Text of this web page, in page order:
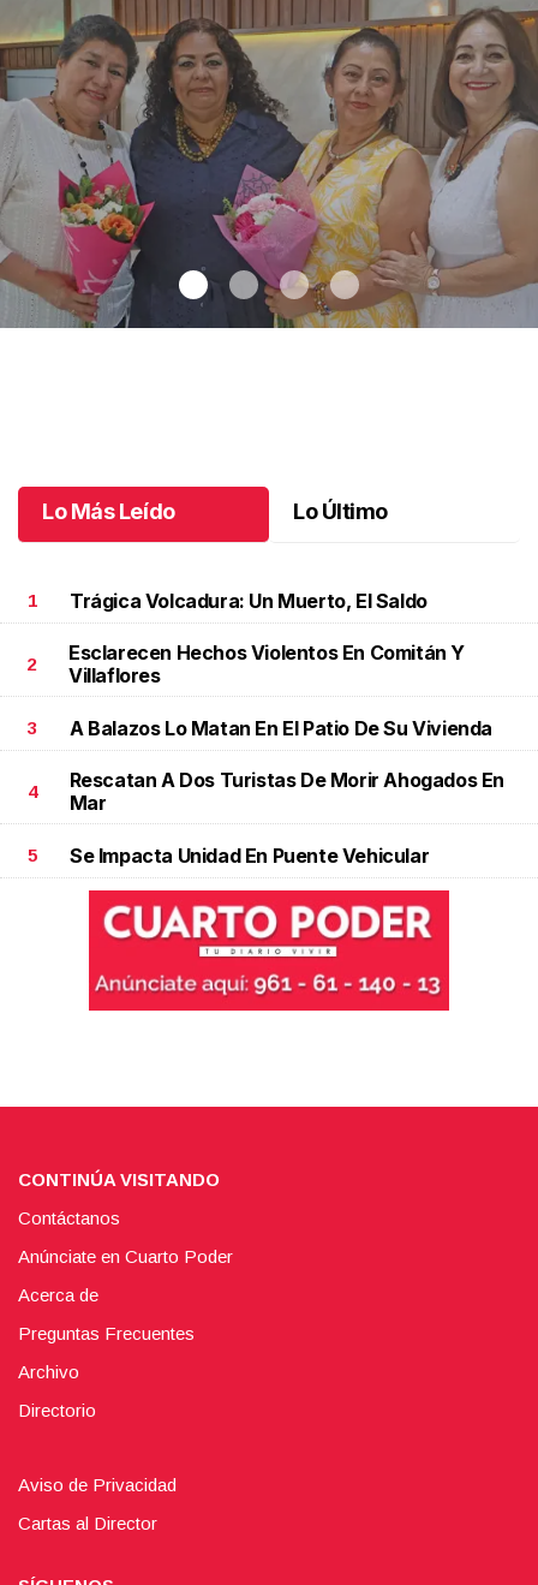
Lo Más Leído Lo Último
1 Trágica Volcadura: Un Muerto, El Saldo
2
Esclarecen Hechos Violentos En Comitán Y
Villaflores
3 A Balazos Lo Matan En El Patio De Su Vivienda
4
Rescatan A Dos Turistas De Morir Ahogados En
Mar
5 Se Impacta Unidad En Puente Vehicular
CONTINÚA VISITANDO
Contáctanos
Anúnciate en Cuarto Poder
Acerca de
Preguntas Frecuentes
Archivo
Directorio
Aviso de Privacidad
Cartas al Director